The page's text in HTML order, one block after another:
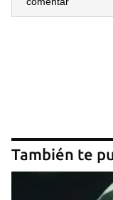
También te